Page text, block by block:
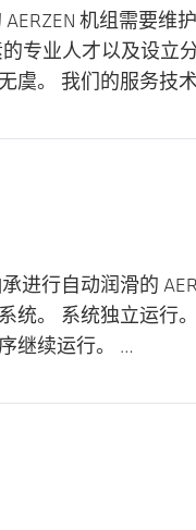
机组需要
专业人才以及设
虞。 我们的服务
行自动润滑的
。 系统独立运
继续运行。 …